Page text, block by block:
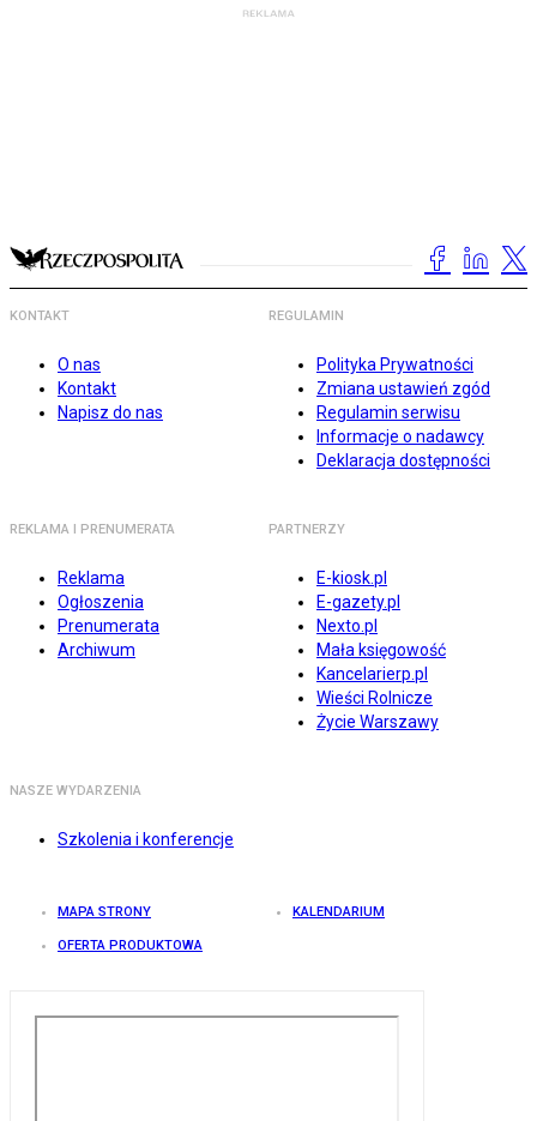
KONTAKT
O nas
Kontakt
Napisz do nas
REGULAMIN
Polityka Prywatności
Zmiana ustawień zgód
Regulamin serwisu
Informacje o nadawcy
Deklaracja dostępności
REKLAMA I PRENUMERATA
Reklama
Ogłoszenia
Prenumerata
Archiwum
PARTNERZY
E-kiosk.pl
E-gazety.pl
Nexto.pl
Mała księgowość
Kancelarierp.pl
Wieści Rolnicze
Życie Warszawy
NASZE WYDARZENIA
Szkolenia i konferencje
MAPA STRONY KALENDARIUM
OFERTA PRODUKTOWA